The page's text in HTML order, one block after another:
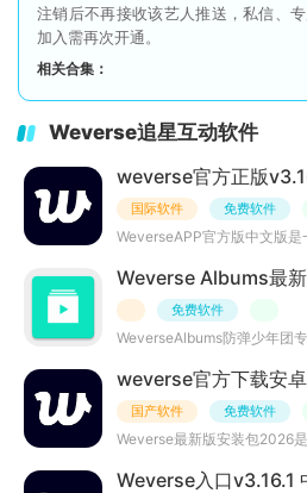
注销后不再接收该艺人推送，私信、
加入需再次开通。
相关合集：
Weverse追星互动软件
weverse官方正版
国际软件 免费软件
免费软件
国产软件 免费软件
Weverse入口v3.16.1